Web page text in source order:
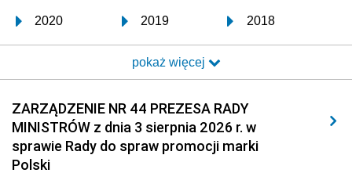
2020 2019 2018
2017 2016 2015
2014 2013 2012
2011 2010 2009
2008 2007 2006
2005
pokaż więcej
ZARZĄDZENIE NR 44 PREZESA RADY
MINISTRÓW z dnia 3 sierpnia 2026 r. w
sprawie Rady do spraw promocji marki
Polski